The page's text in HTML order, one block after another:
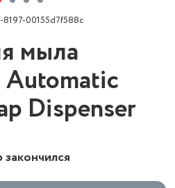
8197-00155d7f588c
мыла
Dispenser
закончился